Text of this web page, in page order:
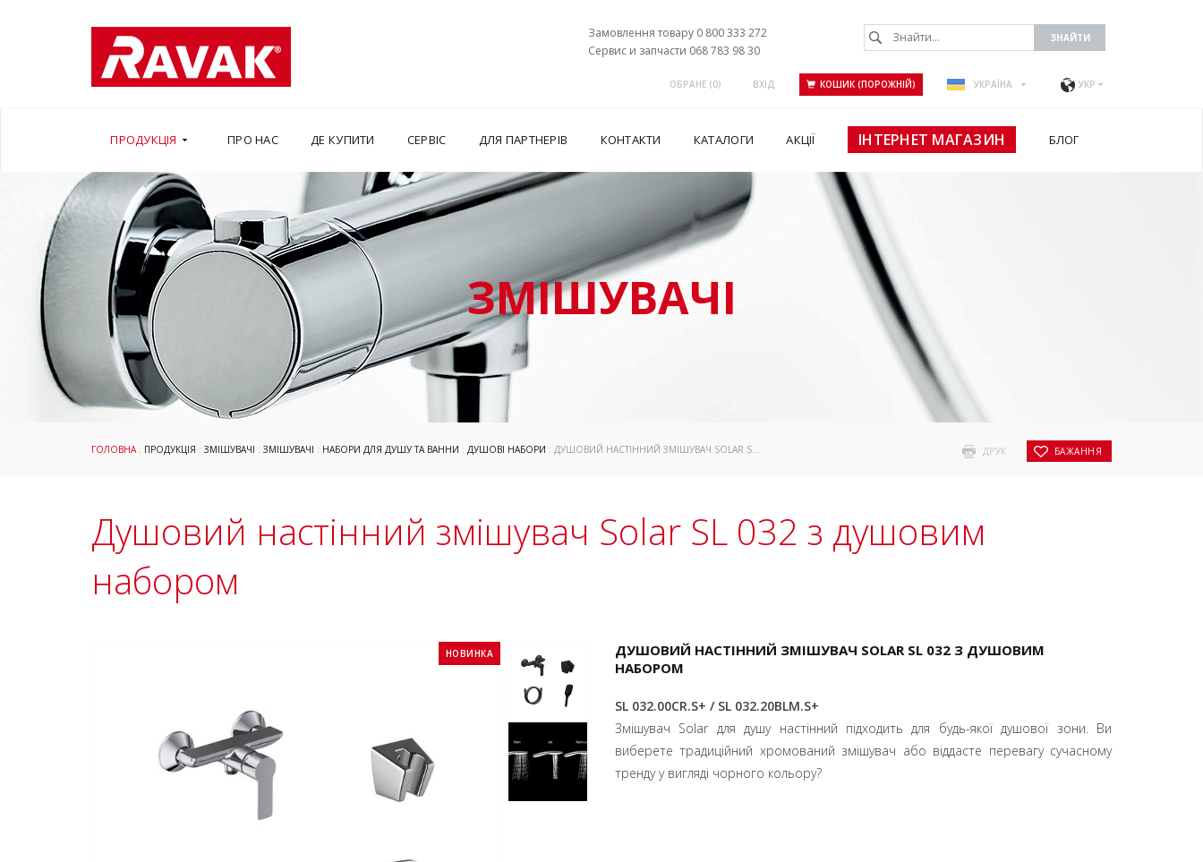
Замовлення товару 0 800 333 272
Сервис и запчасти 068 783 98 30
ОБРАНЕ (0) ВХІД КОШИК (ПОРОЖНІЙ) УКРАЇНА УКР
ПРОДУКЦІЯ ПРО НАС ДЕ КУПИТИ СЕРВІС ДЛЯ ПАРТНЕРІВ КОНТАКТИ КАТАЛОГИ АКЦІЇ ІНТЕРНЕТ МАГАЗИН БЛОГ
ЗМІШУВАЧІ
ДРУК БАЖАННЯ
ГОЛОВНА: ПРОДУКЦІЯ : ЗМІШУВАЧІ : ЗМІШУВАЧІ : НАБОРИ ДЛЯ ДУШУ ТА ВАННИ : ДУШОВІ НАБОРИ : ДУШОВИЙ НАСТІННИЙ ЗМІШУВАЧ SOLAR SL 032 З ДУШОВИМ НАБОРОМ
Душовий настінний змішувач Solar SL 032 з душовим
набором
НОВИНКА
ДУШОВИЙ НАСТІННИЙ ЗМІШУВАЧ SOLAR SL 032 З ДУШОВИМ
НАБОРОМ
SL 032.00CR.S+ / SL 032.20BLM.S+
Змішувач Solar для душу настінний підходить для будь-якої душової зони. Ви
виберете традиційний хромований змішувач або віддасте перевагу сучасному
тренду у вигляді чорного кольору?